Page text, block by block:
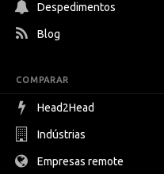
Despedimentos
Blog
COMPARAR
Head2Head
Indústrias
Empresas remote